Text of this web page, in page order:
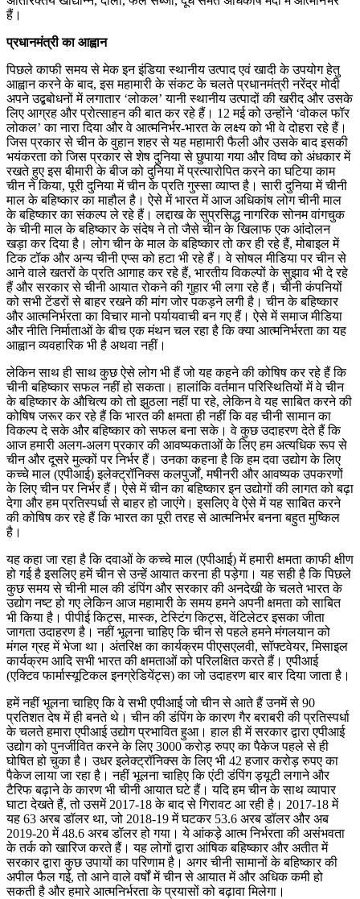
हैं।
प्रधानमंत्री का आह्वान
पिछले काफी समय से मेक इन इंडिया स्थानीय उत्पाद एवं खादी के उपयोग हेतु
आह्वान करने के बाद, इस महामारी के संकट के चलते प्रधानमंत्री नरेंद्र मोदी
अपने उद्बबोधनों में लगातार ‘लोकल’ यानी स्थानीय उत्पादों की खरीद और उसके
लिए आग्रह और प्रोत्साहन की बात कर रहे हैं। 12 मई को उन्होंने ‘वोकल फॉर
लोकल’ का नारा दिया और वे आत्मनिर्भर-भारत के लक्ष्य को भी वे दोहरा रहे हैं।
जिस प्रकार से चीन के वुहान शहर से यह महामारी फैली और उसके बाद इसकी
भयंकरता को जिस प्रकार से शेष दुनिया से छुपाया गया और विष्व को अंधकार में
रखते हुए इस बीमारी के बीज को दुनिया में प्रत्यारोपित करने का घटिया काम
चीन ने किया, पूरी दुनिया में चीन के प्रति गुस्सा व्याप्त है। सारी दुनिया में चीनी
माल के बहिष्कार का माहौल है। ऐसे में भारत में आज अधिकांष लोग चीनी माल
के बहिष्कार का संकल्प ले रहे हैं। लद्दाख के सुप्रसिद्ध नागरिक सोनम वांगचुक
के चीनी माल के बहिष्कार के संदेष ने तो जैसे चीन के खिलाफ एक आंदोलन
खड़ा कर दिया है। लोग चीन के माल के बहिष्कार तो कर ही रहे हैं, मोबाइल में
टिक टॉक और अन्य चीनी एप्स को हटा भी रहे हैं। वे सोषल मीडिया पर चीन से
आने वाले खतरों के प्रति आगाह कर रहे हैं, भारतीय विकल्पों के सुझाव भी दे रहे
हैं और सरकार से चीनी आयात रोकने की गुहार भी लगा रहे हैं। चीनी कंपनियों
को सभी टेंडरों से बाहर रखने की मांग जोर पकड़ने लगी है। चीन के बहिष्कार
और आत्मनिर्भरता का विचार मानो पर्यायवाची बन गए हैं। ऐसे में समाज मीडिया
और नीति निर्माताओं के बीच एक मंथन चल रहा है कि क्या आत्मनिर्भरता का यह
आह्वान व्यवहारिक भी है अथवा नहीं।
लेकिन साथ ही साथ कुछ ऐसे लोग भी हैं जो यह कहने की कोषिष कर रहे हैं कि
चीनी बहिष्कार सफल नहीं हो सकता। हालांकि वर्तमान परिस्थितियों में वे चीन
के बहिष्कार के औचित्य को तो झुठला नहीं पा रहे, लेकिन वे यह साबित करने की
कोषिष जरूर कर रहे हैं कि भारत की क्षमता ही नहीं कि वह चीनी सामान का
विकल्प दे सके और बहिष्कार को सफल बना सके। वे कुछ उदाहरण देते हैं कि
आज हमारी अलग-अलग प्रकार की आवष्यकताओं के लिए हम अत्यधिक रूप से
चीन और दूसरे मुल्कों पर निर्भर हैं। उनका कहना है कि हम दवा उद्योग के लिए
कच्चे माल (एपीआई) इलेक्ट्रॉनिक्स कलपुर्जों, मषीनरी और आवष्यक उपकरणों
के लिए चीन पर निर्भर हैं। ऐसे में चीन का बहिष्कार इन उद्योगों की लागत को बढ़ा
देगा और हम प्रतिस्पर्धा से बाहर हो जाएंगे। इसलिए वे ऐसे में यह साबित करने
की कोषिष कर रहे हैं कि भारत का पूरी तरह से आत्मनिर्भर बनना बहुत मुष्किल
है।
यह कहा जा रहा है कि दवाओं के कच्चे माल (एपीआई) में हमारी क्षमता काफी क्षीण
हो गई है इसलिए हमें चीन से उन्हें आयात करना ही पड़ेगा। यह सही है कि पिछले
कुछ समय से चीनी माल की डंपिंग और सरकार की अनदेखी के चलते भारत के
उद्योग नष्ट हो गए लेकिन आज महामारी के समय हमने अपनी क्षमता को साबित
भी किया है। पीपीई किट्स, मास्क, टेस्टिंग किट्स, वेंटिलेटर इसका जीता
जागता उदाहरण है। नहीं भूलना चाहिए कि चीन से पहले हमने मंगलयान को
मंगल ग्रह में भेजा था। अंतरिक्ष का कार्यक्रम पीएसएलवी, सॉफ्टवेयर, मिसाइल
कार्यक्रम आदि सभी भारत की क्षमताओं को परिलक्षित करते हैं। एपीआई
(एक्टिव फार्मास्यूटिकल इनग्रेडियेंट्स) का जो उदाहरण बार बार दिया जाता है।
हमें नहीं भूलना चाहिए कि वे सभी एपीआई जो चीन से आते हैं उनमें से 90
प्रतिशत देष में ही बनते थे। चीन की डंपिंग के कारण गैर बराबरी की प्रतिस्पर्धा
के चलते हमारा एपीआई उद्योग प्रभावित हुआ। हाल ही में सरकार द्वारा एपीआई
उद्योग को पुनर्जीवित करने के लिए 3000 करोड़ रुपए का पैकेज पहले से ही
घोषित हो चुका है। उधर इलेक्ट्रॉनिक्स के लिए भी 42 हजार करोड़ रुपए का
पैकेज लाया जा रहा है। नहीं भूलना चाहिए कि एंटी डंपिंग ड्यूटी लगाने और
टैरिफ बढ़ाने के कारण भी चीनी आयात घटे हैं। यदि हम चीन के साथ व्यापार
घाटा देखते हैं, तो उसमें 2017-18 के बाद से गिरावट आ रही है। 2017-18 में
यह 63 अरब डॉलर था, जो 2018-19 में घटकर 53.6 अरब डॉलर और अब
2019-20 में 48.6 अरब डॉलर हो गया। ये आंकड़े आत्म निर्भरता की असंभवता
के तर्क को खारिज करते हैं। यह लोगों द्वारा आंषिक बहिष्कार और अतीत में
सरकार द्वारा कुछ उपायों का परिणाम है। अगर चीनी सामानों के बहिष्कार की
अपील फैल गई, तो आने वाले वर्षों में चीन से आयात में और अधिक कमी हो
सकती है और हमारे आत्मनिर्भरता के प्रयासों को बढ़ावा मिलेगा।